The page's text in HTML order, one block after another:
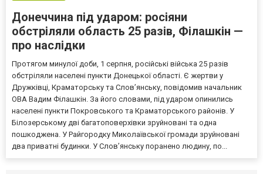
Донеччина під ударом: росіяни
обстріляли область 25 разів, Філашкін —
про наслідки
Протягом минулої доби, 1 серпня, російські війська 25 разів
обстріляли населені пункти Донецької області. Є жертви у
Дружківці, Краматорську та Слов’янську, повідомив начальник
ОВА Вадим Філашкін. За його словами, під ударом опинились
населені пункти Покровського та Краматорського районів. У
Білозерському дві багатоповерхівки зруйновані та одна
пошкоджена. У Райгородку Миколаївської громади зруйновані
два приватні будинки. У Слов’янську поранено людину, по...